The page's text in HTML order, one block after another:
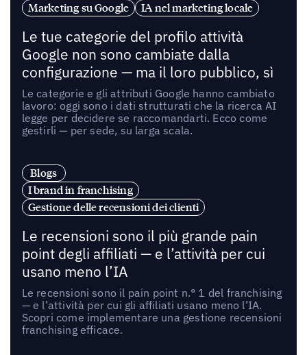
Marketing su Google
IA nel marketing locale
Le tue categorie del profilo attività
Google non sono cambiate dalla
configurazione — ma il loro pubblico, sì
Le categorie e gli attributi Google hanno cambiato
lavoro: oggi sono i dati strutturati che la ricerca AI
legge per decidere se raccomandarti. Ecco come
gestirli — per sede, su larga scala.
Blogs
I brand in franchising
Gestione delle recensioni dei clienti
Le recensioni sono il più grande pain
point degli affiliati — e l’attività per cui
usano meno l’IA
Le recensioni sono il pain point n.° 1 del franchising
— e l’attività per cui gli affiliati usano meno l’IA.
Scopri come implementare una gestione recensioni
franchising efficace.